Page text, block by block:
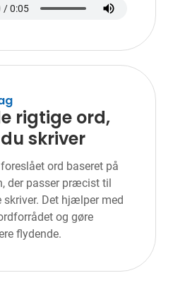
rigtige ord,
skriver
ord baseret på
der passer præcist til
skriver. Det hjælper med
og gøre
flydende.